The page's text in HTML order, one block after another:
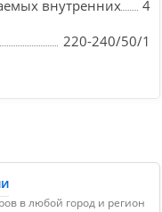
внутренних
4
220-240/50/1
в любой город и регион